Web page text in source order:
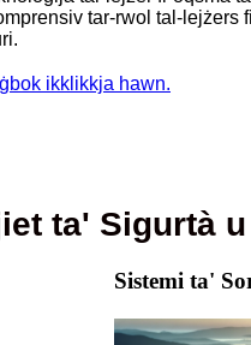
tar-rwol tal-lejżers
ikklikkja hawn.
ta' Sigurtà
Sistemi ta'